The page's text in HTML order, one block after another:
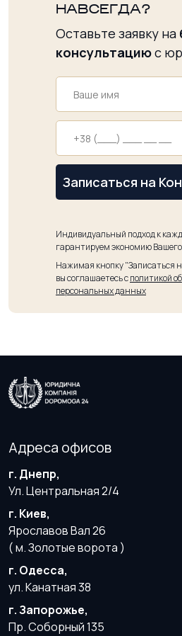
НАВСЕГДА?
Оставьте заявку на
консультациюс
Записаться на
Индивидуальный подход к
гарантируем экономию
Нажимая кнопку "Записаться
вы соглашаетесь сполитикой
персональных данных
Адреса офисов
г. Днепр,
Ул. Центральная 2/4
г. Киев,
Ярославов Вал 26
( м. Золотые ворота )
г. Одесса,
ул. Канатная 38
г. Запорожье,
Пр. Соборный 135